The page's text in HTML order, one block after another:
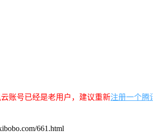
账号已经是老用户，建议重新注册一个腾
661.html